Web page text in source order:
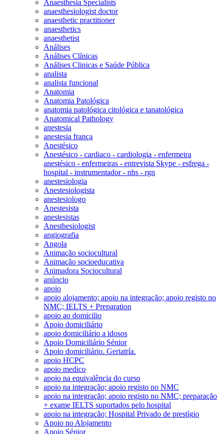
Anaesthesia Specialists
anaesthesiologist doctor
anaesthetic practitioner
anaesthetics
anaesthetist
Análises
Análises Clínicas
Análises Clinicas e Saúde Pública
analista
analista funcional
Anatomia
Anatomia Patológica
anatomia patológica citológica e tanatológica
Anatomical Pathology
anestesia
anestesia frança
Anestésico
Anestésico - cardiaco - cardiologia - enfermeira
anestésico - enfermeiras - entrevista Skype - esfrega -
hospital - instrumentador - nhs - rgn
anestesiologia
Anestesiologista
anestesiologo
Anestesista
anestesistas
Anesthesiologist
angiografia
Angola
Animação sociocultural
Animação socioeducativa
Animadora Sociocultural
anúncio
apoio
apoio alojamento; apoio na integração; apoio registo no
NMC; IELTS + Preparation
apoio ao domicilio
Apoio domiciliário
apoio domiciliário a idosos
Apoio Domiciliário Sénior
Apoio domiciliário. Geriatría.
apoio HCPC
apoio medico
apoio na equivalência do curso
apoio na integração; apoio registo no NMC
apoio na integração; apoio registo no NMC; preparação
+ exame IELTS suportados pelo hospital
apoio na integração; Hospital Privado de prestígio
Apoio no Alojamento
Apoio Sénior